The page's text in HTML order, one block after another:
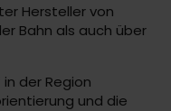
Hersteller von
Bahn als auch über
der Region
und die